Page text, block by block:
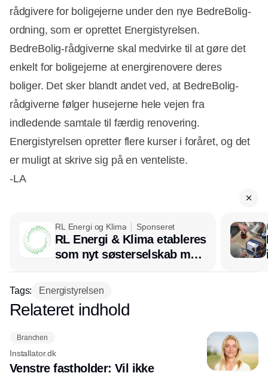
Annonce
rådgivere for boligejerne under den nye BedreBolig-
ordning, som er oprettet Energistyrelsen.
BedreBolig-rådgiverne skal medvirke til at gøre det
enkelt for boligejerne at energirenovere deres
boliger. Det sker blandt andet ved, at BedreBolig-
rådgiverne følger husejerne hele vejen fra
indledende samtale til færdig renovering.
Energistyrelsen opretter flere kurser i foråret, og det
er muligt at skrive sig på en venteliste.
-LA
RL Energi og Klima Sponseret
RL Energi & Klima etableres
som nyt søsterselskab med
afsæt i RL Ventilation
Tags: Energistyrelsen
Annonce
Relateret indhold
Branchen
Installator.dk
Venstre fastholder: Vil ikke